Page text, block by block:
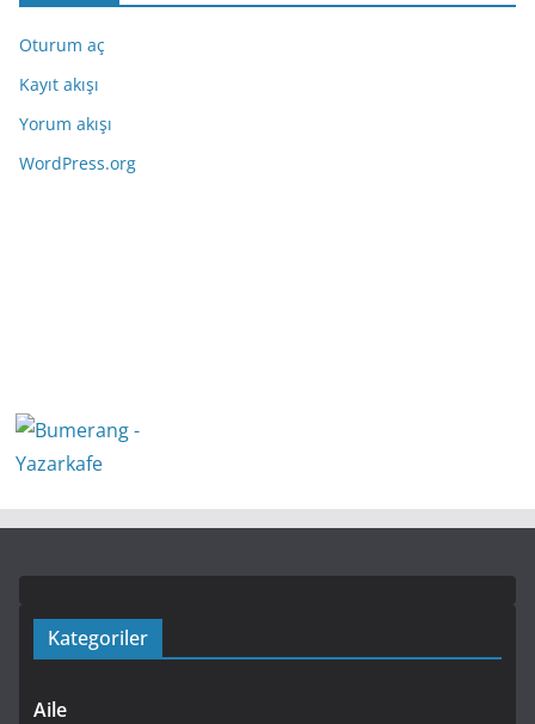
Oturum aç
Kayıt akışı
Yorum akışı
WordPress.org
Kategoriler
Aile